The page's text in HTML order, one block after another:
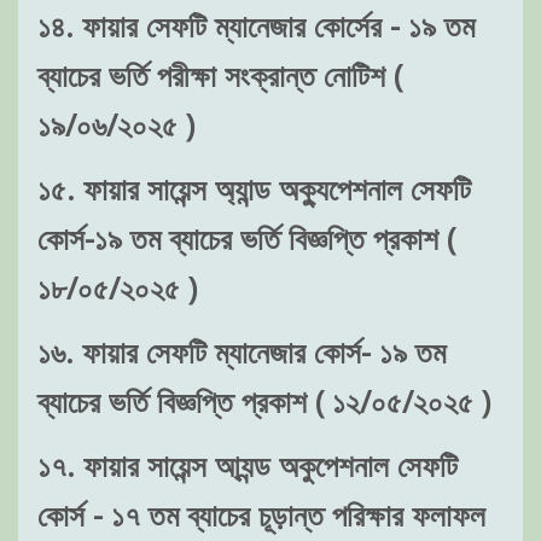
১৪. ফায়ার সেফটি ম্যানেজার কোর্সের - ১৯ তম
ব্যাচের ভর্তি পরীক্ষা সংক্রান্ত নোটিশ (
১৯/০৬/২০২৫ )
১৫. ফায়ার সায়েন্স অ্যান্ড অক্যুপেশনাল সেফটি
কোর্স-১৯ তম ব্যাচের ভর্তি বিজ্ঞপ্তি প্রকাশ (
১৮/০৫/২০২৫ )
১৬. ফায়ার সেফটি ম্যানেজার কোর্স- ১৯ তম
ব্যাচের ভর্তি বিজ্ঞপ্তি প্রকাশ ( ১২/০৫/২০২৫ )
১৭. ফায়ার সায়েন্স আ্যন্ড অকুপেশনাল সেফটি
কোর্স - ১৭ তম ব্যাচের চূড়ান্ত পরিক্ষার ফলাফল